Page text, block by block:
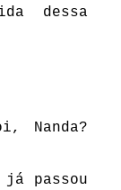
dessa
Nanda?
passou